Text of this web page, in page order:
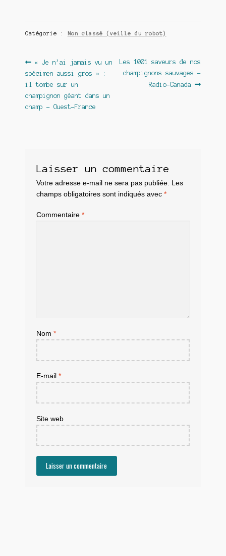
Catégorie : Non classé (veille du robot)
Navigation
de
l’article
Article
précédent :
« Je n’ai jamais vu un
spécimen aussi gros » :
il tombe sur un
champignon géant dans un
champ – Ouest-France
Article
suivant :
Les 1001 saveurs de nos
champignons sauvages –
Radio-Canada
Laisser un commentaire
Votre adresse e-mail ne sera pas publiée. Les
champs obligatoires sont indiqués avec *
Commentaire *
Nom *
E-mail *
Site web